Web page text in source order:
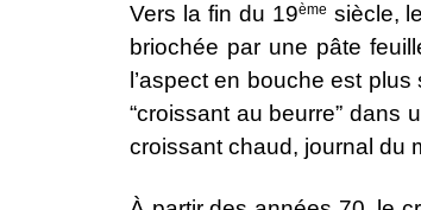
Vers la fin du 19ème siècle,
briochée par une pâte
l’aspect en bouche est
“croissant au beurre” dans
croissant chaud, journal